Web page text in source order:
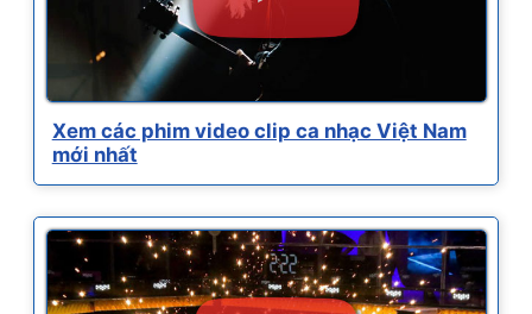
Xem các phim video clip ca nhạc Việt Nam
mới nhất